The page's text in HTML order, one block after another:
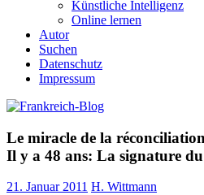
Künstliche Intelligenz
Online lernen
Autor
Suchen
Datenschutz
Impressum
Le miracle de la
Il y a 48 ans: La signature du
21. Januar 2011 H. Wittmann